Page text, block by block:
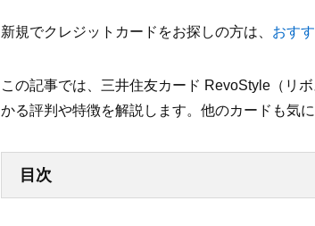
新規でクレジットカードをお探しの方は、 おす
この記事では、三井住友カード RevoStyle（リ
かる評判や特徴を解説します。他のカードも気
目次